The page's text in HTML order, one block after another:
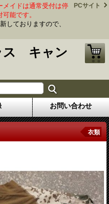
メイドは通常受付は停
能です。
しておりますので、
PCサイト
ス キャン
お問い合わせ
衣類